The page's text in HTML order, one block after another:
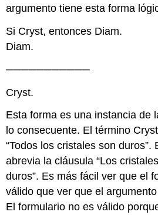
argumento tiene esta forma
Si Cryst, entonces Diam.
Diam.
───────────
Cryst.
Esta forma es una instancia de
lo consecuente. El término
“Todos los cristales son duros”.
abrevia la cláusula “Los
duros”. Es más fácil ver que el
válido que ver que el
El formulario no es válido